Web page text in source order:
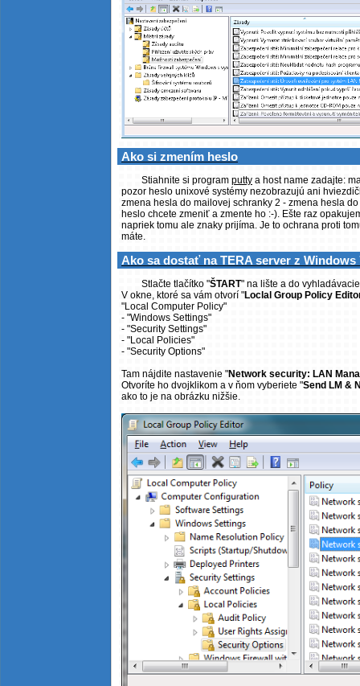
Ako si zmením heslo
Stiahnite si program putty a host name zadajte:
pozor heslo unixové systémy nezobrazujú ani
zmena hesla do mailovej schranky 2 - zmena hesla
heslo chcete zmeniť a zmente ho :-). Ešte raz
napriek tomu ale znaky prijíma. Je to ochrana proti
máte.
Ako sa dostať na TERA server z
Stlačte tlačítko "ŠTART" na lište a do
V okne, ktoré sa vám otvorí "Loclal Group Policy
"Local Computer Policy"
- "Windows Settings"
- "Security Settings"
- "Local Policies"
- "Security Options"
Tam nájdite nastavenie "Network security: LAN
Otvoríte ho dvojklikom a v ňom vyberiete "Send LM &
ako to je na obrázku nižšie.